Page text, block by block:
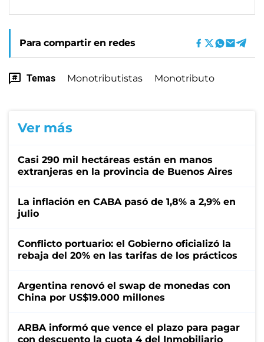
Para compartir en redes
Temas Monotributistas Monotributo
Ver más
Casi 290 mil hectáreas están en manos
extranjeras en la provincia de Buenos Aires
La inflación en CABA pasó de 1,8% a 2,9% en
julio
Conflicto portuario: el Gobierno oficializó la
rebaja del 20% en las tarifas de los prácticos
Argentina renovó el swap de monedas con
China por US$19.000 millones
ARBA informó que vence el plazo para pagar
con descuento la cuota 4 del Inmobiliario